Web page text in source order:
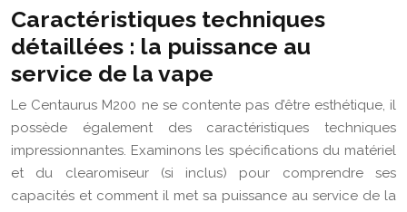
Caractéristiques techniques
détaillées : la puissance au
service de la vape
Le Centaurus M200 ne se contente pas d’être esthétique, il
possède également des caractéristiques techniques
impressionnantes. Examinons les spécifications du matériel
et du clearomiseur (si inclus) pour comprendre ses
capacités et comment il met sa puissance au service de la